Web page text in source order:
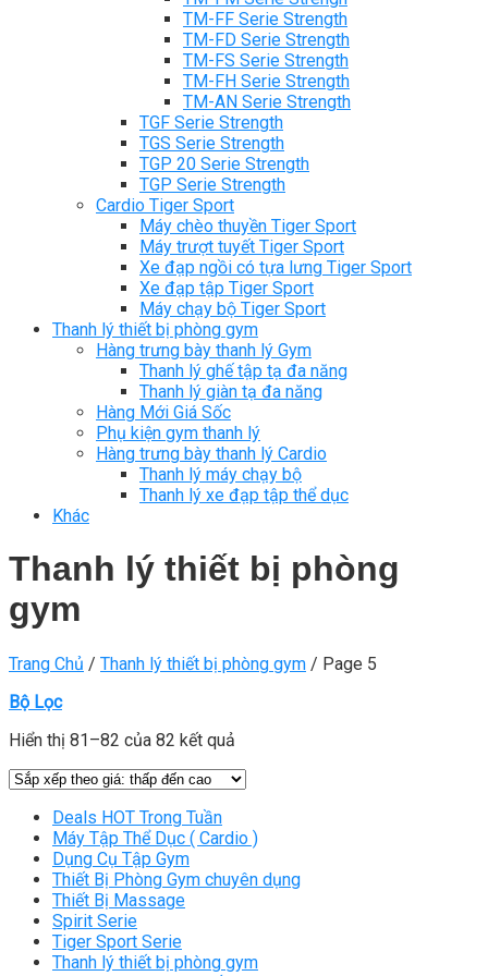
TM-FF Serie Strength
TM-FD Serie Strength
TM-FS Serie Strength
TM-FH Serie Strength
TM-AN Serie Strength
TGF Serie Strength
TGS Serie Strength
TGP 20 Serie Strength
TGP Serie Strength
Cardio Tiger Sport
Máy chèo thuyền Tiger Sport
Máy trượt tuyết Tiger Sport
Xe đạp ngồi có tựa lưng Tiger Sport
Xe đạp tập Tiger Sport
Máy chạy bộ Tiger Sport
Thanh lý thiết bị phòng gym
Hàng trưng bày thanh lý Gym
Thanh lý ghế tập tạ đa năng
Thanh lý giàn tạ đa năng
Hàng Mới Giá Sốc
Phụ kiện gym thanh lý
Hàng trưng bày thanh lý Cardio
Thanh lý máy chạy bộ
Thanh lý xe đạp tập thể dục
Khác
Thanh lý thiết bị phòng
gym
Trang Chủ / Thanh lý thiết bị phòng gym / Page 5
Bộ Lọc
Hiển thị 81–82 của 82 kết quả
Deals HOT Trong Tuần
Máy Tập Thể Dục ( Cardio )
Dụng Cụ Tập Gym
Thiết Bị Phòng Gym chuyên dụng
Thiết Bị Massage
Spirit Serie
Tiger Sport Serie
Thanh lý thiết bị phòng gym